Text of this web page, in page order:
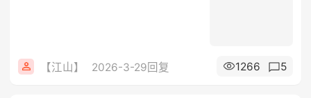
【江山】 2026-3-29回复 1266 5